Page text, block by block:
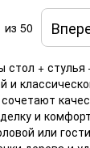
из 50
+ стулья
и
и
или